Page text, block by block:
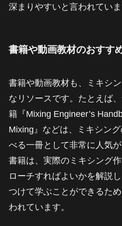
深まりやすいと言われていま
書籍や動画教材のおすす
書籍や動画教材も、ミキシ
なリソースです。たとえば
籍『Mixing Engineer’s
Mixing』などは、ミキシン
べる一冊として非常に人気
書籍は、実際のミキシング
ローチすればよいかを解説
つけて学ぶことができるた
われています。